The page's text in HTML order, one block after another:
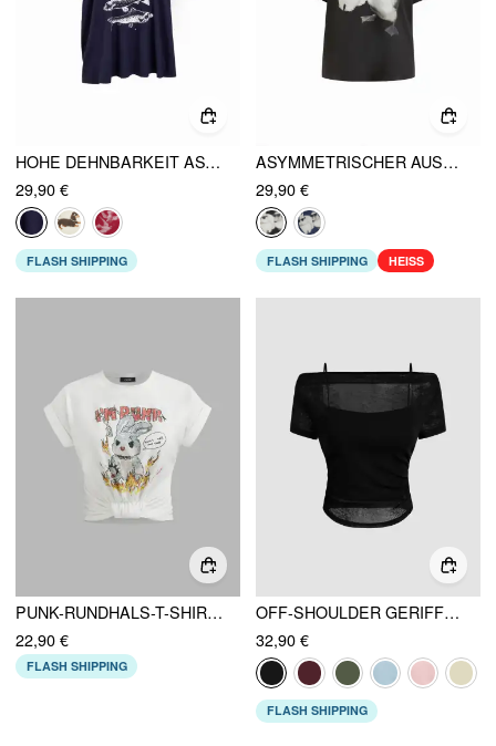
HOHE DEHNBARKEIT ASYMMETRISCHER AUSSCHNITT FISCH GRAFIK ÜBERGROSSES KURZARM-T-SHIRT
29,90 €
FLASH SHIPPING
ASYMMETRISCHER AUSSCHNITT HASE & ENTE GRAPHIC T-SHIRT
29,90 €
FLASH SHIPPING HEISS
PUNK-RUNDHALS-T-SHIRT MIT KANINCHENMUSTER UND KURZEN ÄRMELN
22,90 €
FLASH SHIPPING
OFF-SHOULDER GERIFFELTES KURZARM-T-SHIRT & CAMISOLE-TOP
32,90 €
FLASH SHIPPING